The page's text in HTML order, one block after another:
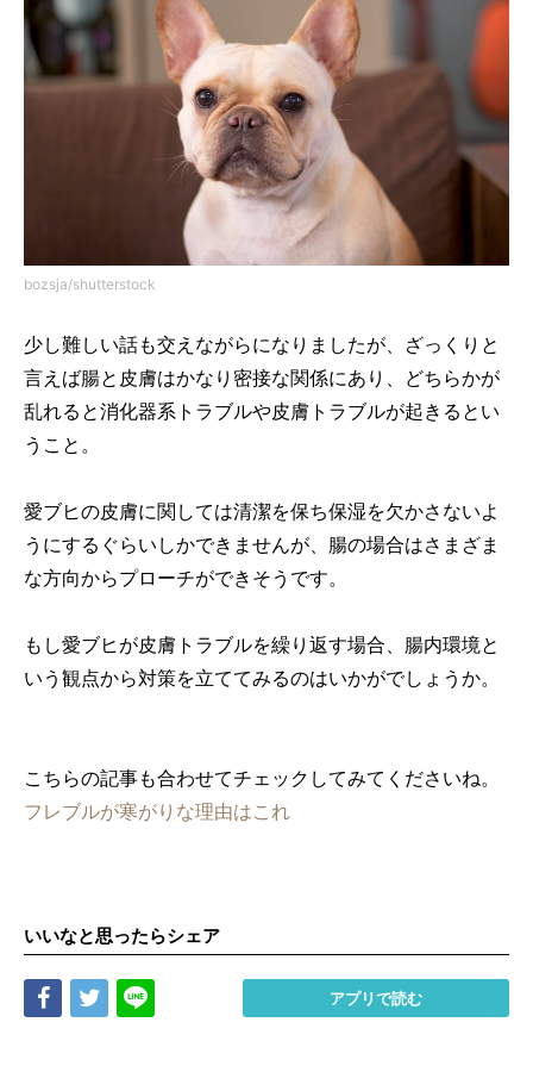
bozsja/shutterstock
少し難しい話も交えながらになりましたが、ざっくりと
言えば腸と皮膚はかなり密接な関係にあり、どちらかが
乱れると消化器系トラブルや皮膚トラブルが起きるとい
うこと。
愛ブヒの皮膚に関しては清潔を保ち保湿を欠かさないよ
うにするぐらいしかできませんが、腸の場合はさまざま
な方向からプローチができそうです。
もし愛ブヒが皮膚トラブルを繰り返す場合、腸内環境と
いう観点から対策を立ててみるのはいかがでしょうか。
こちらの記事も合わせてチェックしてみてくださいね。
フレブルが寒がりな理由はこれ
いいなと思ったらシェア
Share Tweet アプリで読む